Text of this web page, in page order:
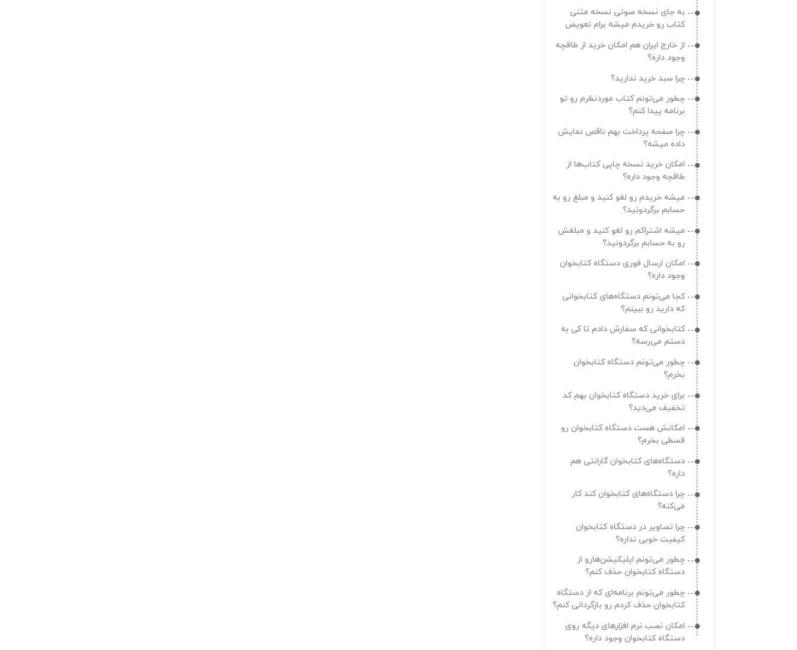
به جای نسخه صوتی نسخه متنی
کتاب رو خریدم میشه برام تعویض
از خارج ایران هم امکان خرید از طاقچه
وجود داره؟
چرا سبد خرید ندارید؟
چطور می‌تونم کتاب موردنظرم رو تو
برنامه پیدا کنم؟
چرا صفحه پرداخت بهم ناقص نمایش
داده میشه؟
امکان خرید نسخه چاپی کتاب‌ها از
طاقچه وجود داره؟
میشه خریدم رو لغو کنید و مبلغ رو به
حسابم برگردونید؟
میشه اشتراکم رو لغو کنید و مبلغش
رو به حسابم برگردونید؟
امکان ارسال فوری دستگاه کتابخوان
وجود داره؟
کجا می‌تونم دستگاه‌های کتابخوانی
که دارید رو ببینم؟
کتابخوانی که سفارش دادم تا کی به
دستم می‌رسه؟
چطور می‌تونم دستگاه کتابخوان
بخرم؟
برای خرید دستگاه کتابخوان بهم کد
تخفیف می‌دید؟
امکانش هست دستگاه کتابخوان رو
قسطی بخرم؟
دستگاه‌های کتابخوان گارانتی هم
داره؟
چرا دستگاه‌های کتابخوان کند کار
می‌کنه؟
چرا تصاویر در دستگاه کتابخوان
کیفیت خوبی نداره؟
چطور می‌تونم اپلیکیشن‌هارو از
دستگاه کتابخوان حذف کنم؟
چطور می‌تونم برنامه‌ای که از دستگاه
کتابخوان حذف کردم رو بازگردانی کنم؟
امکان نصب نرم افزارهای دیگه روی
دستگاه کتابخوان وجود داره؟